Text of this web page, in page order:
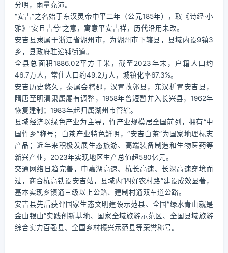
分明，雨量充沛。
“安吉”之名始于东汉灵帝中平二年（公元185年），取《诗经·小
雅》“安且吉兮”之意，寓意平安吉祥，历代沿用未改。
安吉县隶属于浙江省湖州市，为湖州市下辖县，县域内设9镇3
乡，县政府驻递铺街道。
全县总面积1886.02平方千米，截至2023年末，户籍人口约
46.7万人，常住人口约49.2万人，城镇化率67.3%。
安吉历史悠久，秦属会稽郡，汉置故鄣县，东汉析置安吉县，
隋唐至明清隶属屡有调整，1958年曾短暂并入长兴县，1962年
恢复建制；1983年起归属湖州市管辖。
县域经济以绿色产业为主导，竹产业规模居全国前列，拥有“中
国竹乡”称号；白茶产业特色鲜明，“安吉白茶”为国家地理标志
产品；近年来积极发展生态旅游、高端装备制造和生物医药等
新兴产业，2023年实现地区生产总值超580亿元。
交通网络日趋完善，申嘉湖高速、杭长高速、长深高速穿境而
过，商合杭高铁设安吉站，县域内“四好农村路”建设成效显著，
基本实现乡镇通三级以上公路、建制村通双车道公路。
安吉县先后获评国家生态文明建设示范县、全国“绿水青山就是
金山银山”实践创新基地、国家全域旅游示范区、全国县域旅游
综合实力百强县、全国乡村振兴示范县等荣誉称号。